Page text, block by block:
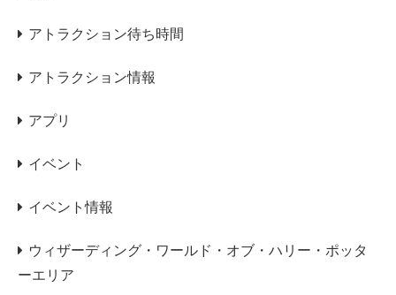
アトラクション待ち時間
アトラクション情報
アプリ
イベント
イベント情報
ウィザーディング・ワールド・オブ・ハリー・ポッタ
ーエリア